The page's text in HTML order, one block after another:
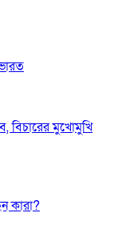
বিচারের মুখোমুখি
কারা?